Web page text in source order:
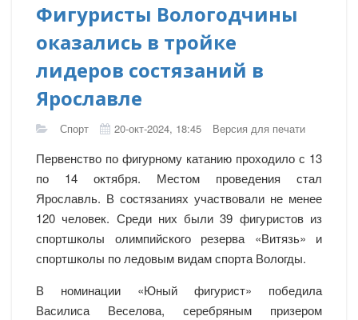
Фигуристы Вологодчины
оказались в тройке
лидеров состязаний в
Ярославле
Спорт 20-окт-2024, 18:45 Версия для печати
Первенство по фигурному катанию проходило с 13
по 14 октября. Местом проведения стал
Ярославль. В состязаниях участвовали не менее
120 человек. Среди них были 39 фигуристов из
спортшколы олимпийского резерва «Витязь» и
спортшколы по ледовым видам спорта Вологды.
В номинации «Юный фигурист» победила
Василиса Веселова, серебряным призером